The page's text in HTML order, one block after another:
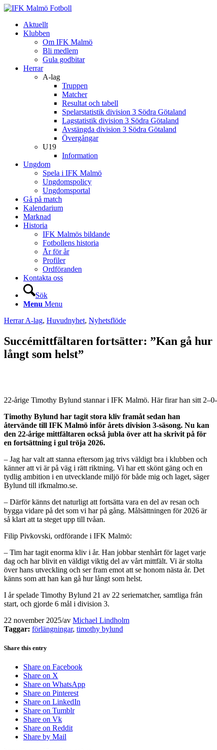
Aktuellt
Klubben
Om IFK Malmö
Bli medlem
Gula godbitar
Herrar
A-lag
Truppen
Matcher
Resultat och tabell
Spelarstatistik division 3 Södra Götaland
Lagstatistik division 3 Södra Götaland
Avstängda division 3 Södra Götaland
Övergångar
U19
Information
Ungdom
Spela i IFK Malmö
Ungdomspolicy
Ungdomsportal
Gå på match
Kalendarium
Marknad
Historia
IFK Malmös bildande
Fotbollens historia
År för år
Profiler
Ordföranden
Kontakta oss
Sök
Menu Menu
Herrar A-lag, Huvudnyhet, Nyhetsflöde
Succémittfältaren fortsätter: ”Kan gå hur
långt som helst”
22-årige Timothy Bylund stannar i IFK Malmö. Här firar han sitt
Timothy Bylund har tagit stora kliv framåt sedan han
återvände till IFK Malmö inför årets division 3-säsong. Nu kan
den 22-årige mittfältaren också jubla över att ha skrivit på för
en fortsättning i gul tröja 2026.
– Jag har valt att stanna eftersom jag trivs väldigt bra i klubben och
känner att vi är på väg i rätt riktning. Vi har ett skönt gäng och en
tydlig ambition i en utvecklande miljö för både mig och laget, säger
Bylund till ifkmalmo.se.
– Därför känns det naturligt att fortsätta vara en del av resan och
bygga vidare på det som vi har på gång. Målsättningen för 2026 är
så klart att ta steget upp till tvåan.
Filip Pivkovski, ordförande i IFK Malmö:
– Tim har tagit enorma kliv i år. Han jobbar stenhårt för laget varje
dag och har blivit en väldigt viktig del av vårt mittfält. Vi är stolta
över hans utveckling och ser fram emot att se honom nästa år. Det
känns som att han kan gå hur långt som helst.
I år spelade Timothy Bylund 21 av 22 seriematcher, samtliga från
start, och gjorde 6 mål i division 3.
22 november 2025/av Michael Lindholm
Taggar: förlängningar, timothy bylund
Share this entry
Share on Facebook
Share on X
Share on WhatsApp
Share on Pinterest
Share on LinkedIn
Share on Tumblr
Share on Vk
Share on Reddit
Share by Mail